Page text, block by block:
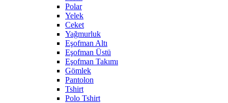
Polar
Yelek
Ceket
Yağmurluk
Eşofman Altı
Eşofman Üstü
Eşofman Takımı
Gömlek
Pantolon
Tshirt
Polo Tshirt